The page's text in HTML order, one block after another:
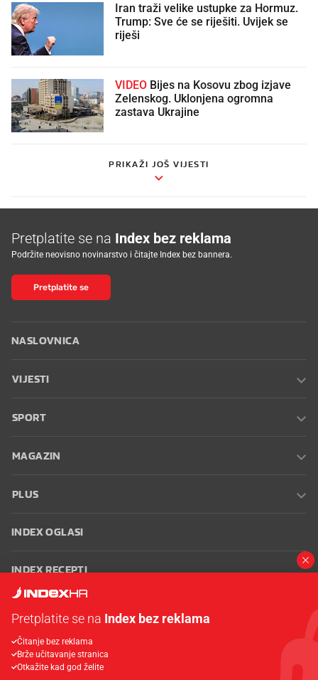
Iran traži velike ustupke za Hormuz.
Trump: Sve će se riješiti. Uvijek se
riješi
VIDEO
Zelenskog. Uklonjena ogromna
zastava Ukrajine
PRIKAŽI JOŠ VIJESTI
Pretplatite se na Index bez reklama
Podržite neovisno novinarstvo i čitajte Index bez bannera.
Pretplatite se
NASLOVNICA
VIJESTI
SPORT
MAGAZIN
PLUS
INDEX OGLASI
INDEX RECEPTI
Oglašavanje Zaposli se na Indexu
korištenja
Postavke kolačića
Pretplatite se na Index bez reklama
Čitanje bez reklama
Brže učitavanje stranica
Otkažite kad god želite